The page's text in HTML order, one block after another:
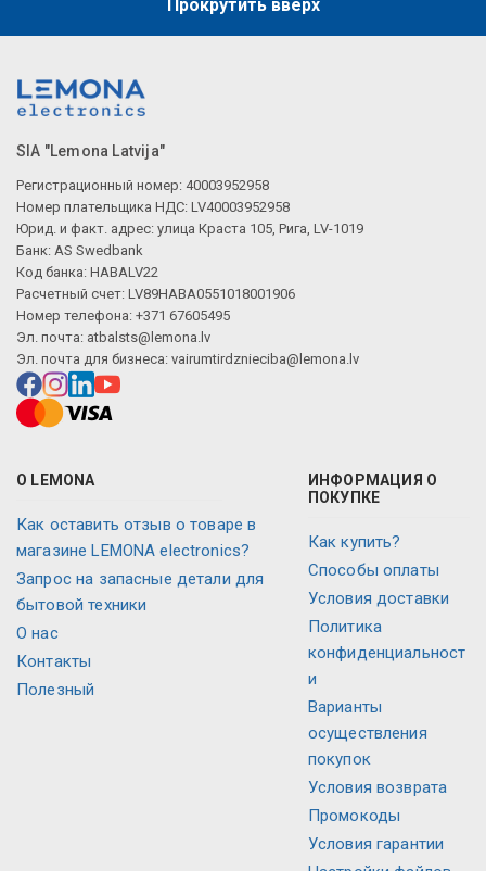
Прокрутить вверх
SIA "Lemona Latvija"
Регистрационный номер: 40003952958
Номер плательщика НДС: LV40003952958
Юрид. и факт. адрес: улица Краста 105, Рига, LV-1019
Банк: AS Swedbank
Код банка: HABALV22
Расчетный счет: LV89HABA0551018001906
Номер телефона: +371 67605495
Эл. почта: atbalsts@lemona.lv
Эл. почта для бизнеса: vairumtirdznieciba@lemona.lv
О LEMONA
Как оставить отзыв о товаре в
магазине LEMONA electronics?
Запрос на запасные детали для
бытовой техники
О нас
Контакты
Полезный
ИНФОРМАЦИЯ О
ПОКУПКЕ
Как купить?
Способы оплаты
Условия доставки
Политика
конфиденциальност
и
Варианты
осуществления
покупок
Условия возврата
Промокоды
Условия гарантии